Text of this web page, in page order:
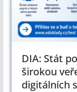
DIA: Stát
širokou
digitálních